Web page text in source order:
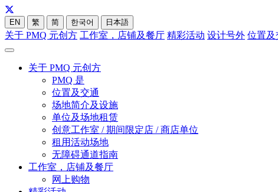
EN 繁 简 한국어 日本語
关于 PMQ 元创方 工作室，店铺及餐厅 精彩活动 设计号外 位置及
关于 PMQ 元创方
PMQ 是
位置及交通
场地简介及设施
单位及场地租赁
创意工作室 / 期间限定店 / 商店单位
租用活动场地
无障碍通道指南
工作室，店铺及餐厅
网上购物